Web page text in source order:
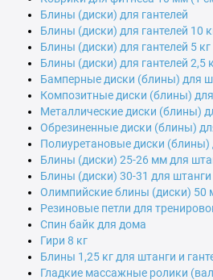
Блины (диски) для гантелей
Блины (диски) для гантелей 10
Блины (диски) для гантелей 5 кг
Блины (диски) для гантелей 2,5
Бамперные диски (блины) для
Композитные диски (блины)
Металлические диски (блины)
Обрезиненные диски (блины)
Полиуретановые диски (блины)
Блины (диски) 25-26 мм для
Блины (диски) 30-31 для штанги
Олимпийские блины (диски) 50
Резиновые петли для
Спин байк для дома
Гири 8 кг
Блины 1,25 кг для штанги и
Гладкие массажные ролики